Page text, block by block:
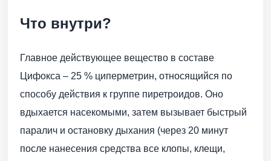
Что внутри?
Главное действующее вещество в составе
Цифокса – 25 % циперметрин, относящийся по
способу действия к группе пиретроидов. Оно
вдыхается насекомыми, затем вызывает быстрый
паралич и остановку дыхания (через 20 минут
после нанесения средства все клопы, клещи,